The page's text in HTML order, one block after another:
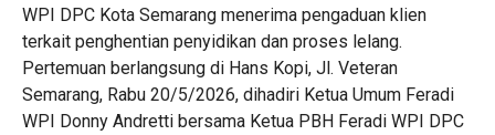
WPI DPC Kota Semarang menerima pengaduan klien
terkait penghentian penyidikan dan proses lelang.
Pertemuan berlangsung di Hans Kopi, Jl. Veteran
Semarang, Rabu 20/5/2026, dihadiri Ketua Umum Feradi
WPI Donny Andretti bersama Ketua PBH Feradi WPI DPC